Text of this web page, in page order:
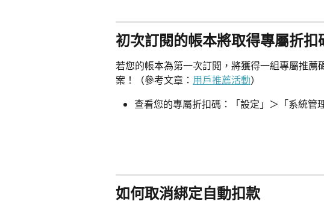
初次訂閱的帳本將取得專屬折扣
若您的帳本為第一次訂閱，將獲得一組專屬推
案！（參考文章： 用戶推薦活動）
查看您的專屬折扣碼：「設定」＞「系統管
如何取消綁定自動扣款